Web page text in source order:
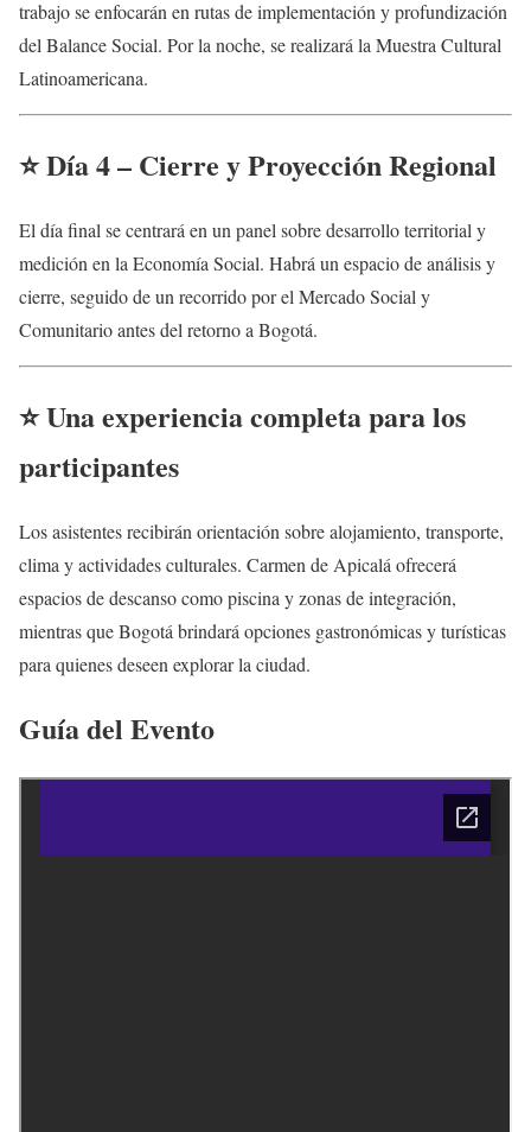
trabajo se enfocarán en rutas de implementación y profundización
del Balance Social. Por la noche, se realizará la Muestra Cultural
Latinoamericana.
⭐Día 4 – Cierre y Proyección Regional
El día final se centrará en un panel sobre desarrollo territorial y
medición en la Economía Social. Habrá un espacio de análisis y
cierre, seguido de un recorrido por el Mercado Social y
Comunitario antes del retorno a Bogotá.
⭐Una experiencia completa para los
participantes
Los asistentes recibirán orientación sobre alojamiento, transporte,
clima y actividades culturales. Carmen de Apicalá ofrecerá
espacios de descanso como piscina y zonas de integración,
mientras que Bogotá brindará opciones gastronómicas y turísticas
para quienes deseen explorar la ciudad.
Guía del Evento